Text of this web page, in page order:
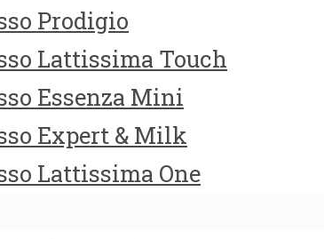
Prodigio
Lattissima Touch
Essenza Mini
Expert & Milk
Lattissima One